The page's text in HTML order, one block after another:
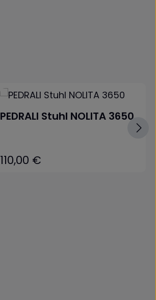
PEDRALI Stuhl NOLITA 3650
Regulärer Preis:
110,00 €